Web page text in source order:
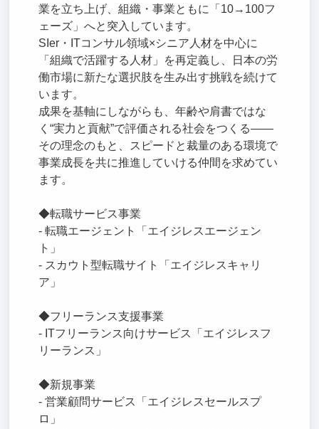
業を立ち上げ、組織・事業ともに「10→100フ
ェーズ」へと突入しています。
SIer・ITコンサル領域×シニア人材を中心に
「組織で活躍する人材」を再定義し、日本の労
働市場に新たな選択肢を生み出す挑戦を続けて
います。
成果を基軸にしながらも、年齢や肩書ではな
く“実力と貢献”で評価される社会をつくる――
その理念のもと、スピードと裁量のある環境で
事業成長を共に推進していける仲間を求めてい
ます。
◆転職サービス事業
- 転職エージェント「エイジレスエージェン
ト」
- スカウト型転職サイト「エイジレスキャリ
ア」
◆フリーランス支援事業
- ITフリーランス向けサービス「エイジレスフ
リーランス」
◆新規事業
- 営業顧問サービス「エイジレスセールスプ
ロ」